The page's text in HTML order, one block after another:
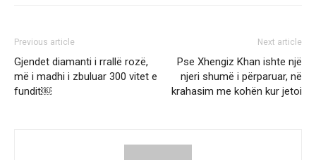
Previous article
Gjendet diamanti i rrallë rozë,
më i madhi i zbuluar 300 vitet e
fundit￼
Next article
Pse Xhengiz Khan ishte një
njeri shumë i përparuar, në
krahasim me kohën kur jetoi